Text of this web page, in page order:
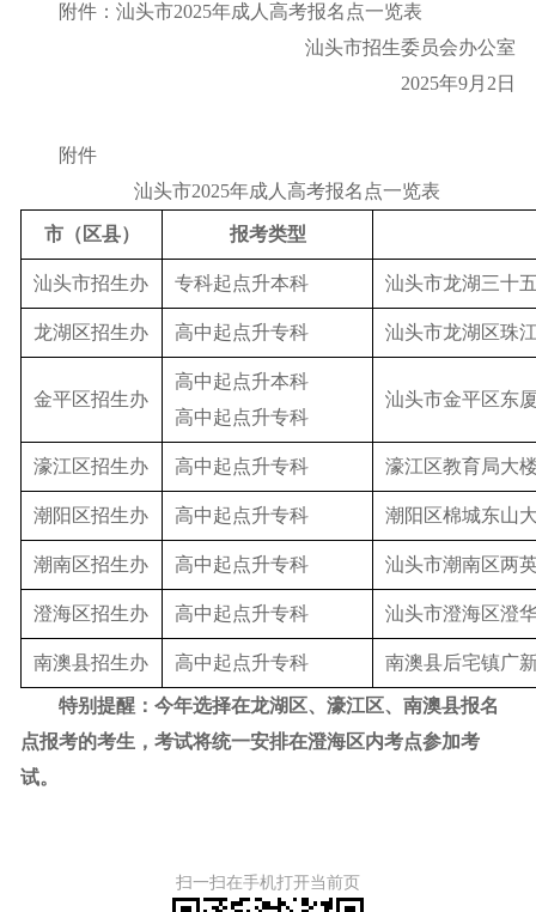
附件：汕头市2025年成人高考报名点一览表
汕头市招生委员会办公室
2025年9月2日
附件
汕头市2025年成人高考报名点一览表
市（区县） 报考类型
汕头市招生办 专科起点升本科 汕头市龙湖三十
龙湖区招生办 高中起点升专科 汕头市龙湖区珠
金平区招生办
高中起点升本科
高中起点升专科
汕头市金平区东
濠江区招生办 高中起点升专科 濠江区教育局大
潮阳区招生办 高中起点升专科 潮阳区棉城东山
潮南区招生办 高中起点升专科 汕头市潮南区两
澄海区招生办 高中起点升专科 汕头市澄海区澄
南澳县招生办 高中起点升专科 南澳县后宅镇广
特别提醒： 今年选择在龙湖区、濠江区、 南澳县报名
点报考的考生，考试将统一安排在澄海区内考点参加考
试。
扫一扫在手机打开当前页